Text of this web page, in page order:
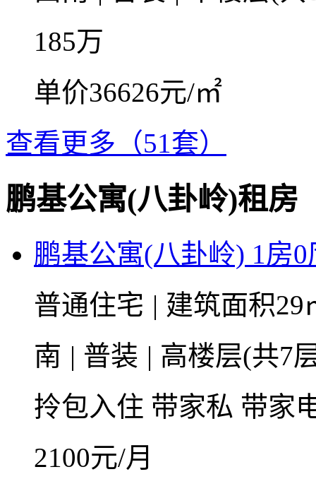
185万
单价36626元/㎡
查看更多（51套）
鹏基公寓(八卦岭)租房
鹏基公寓(八卦岭) 1房0
普通住宅 | 建筑面积
南 | 普装 | 高楼层(共7
拎包入住 带家私 带家
2100元/月